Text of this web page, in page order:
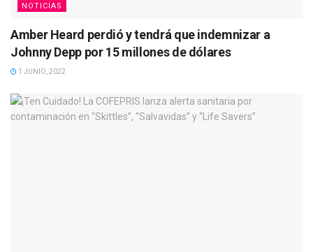
NOTICIAS
Amber Heard perdió y tendrá que indemnizar a
Johnny Depp por 15 millones de dólares
1 JUNIO, 2022